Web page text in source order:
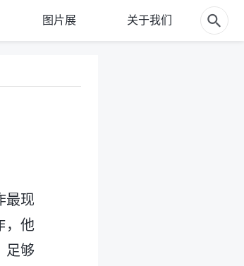
图片展 关于我们
最现
，他
足够